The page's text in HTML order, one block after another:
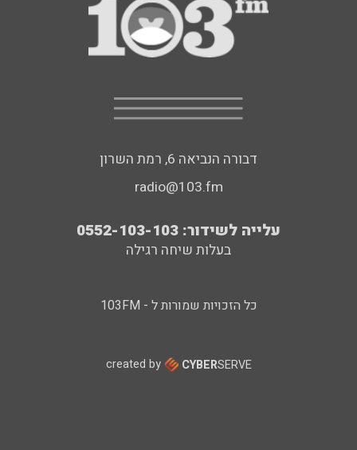
דבורה הנביאה 6, רמת השרון
radio@103.fm
עלייה לשידור: 0552-103-103
בעלות שיחה רגילה
כל הזכויות שמורות ל - 103FM
created by CYBERSERVE